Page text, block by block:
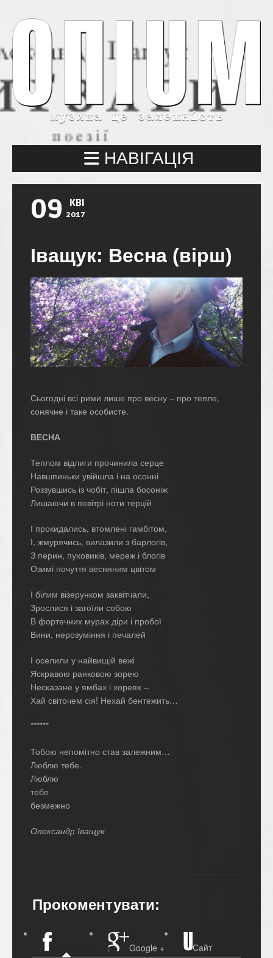
НАВІГАЦІЯ
09 КВІ
2017
Іващук: Весна (вірш)
Сьогодні всі рими лише про весну – про тепле,
сонячне і таке особисте.
ВЕСНА
Теплом відлиги прочинила серце
Навшпиньки увійшла і на осонні
Роззувшись із чобіт, пішла босоніж
Лишаючи в повітрі ноти терцій
І прокидались, втомлені гамбітом,
І, жмурячись, вилазили з барлогів,
З перин, пуховиків, мереж і блогів
Озимі почуття весняним цвітом
І білим візерунком заквітчали,
Зрослися і загоїли собою
В фортечних мурах діри і пробої
Вини, нерозуміння і печалей
І оселили у найвищій вежі
Яскравою ранковою зорею
Несказане у ямбах і хореях –
Хай світочем сія! Нехай бентежить…
******
Тобою непомітно став залежним…
Люблю тебе.
Люблю
тебе
безмежно
Олександр Іващук
Прокоментувати:
Google + Сайт